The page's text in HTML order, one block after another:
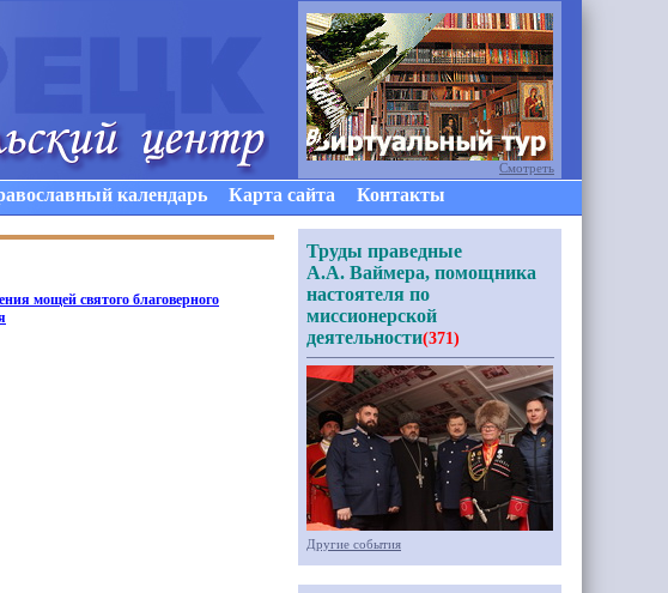
календарь Карта сайта Контакты
мощей святого благоверного
Смотреть
Труды праведные
А.А. Ваймера, помощника
настоятеля по
миссионерской
деятельности(371)
Другие события